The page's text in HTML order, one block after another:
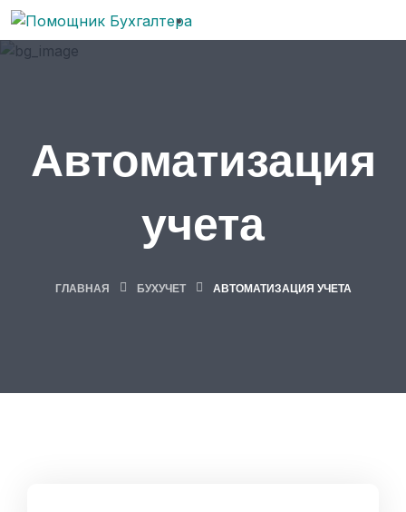
Автоматизация
учета
ГЛАВНАЯ БУХУЧЕТ АВТОМАТИЗАЦИЯ УЧЕТА